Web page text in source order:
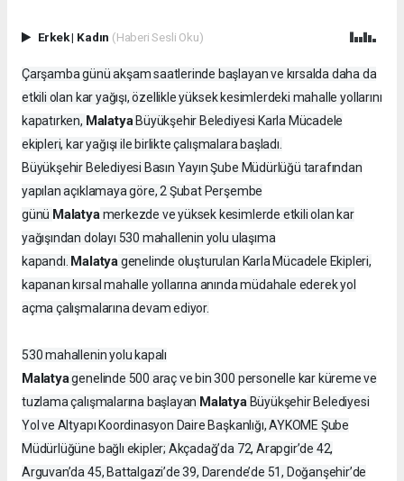
Erkek| Kadın (Haberi Sesli Oku)
Çarşamba günü akşam saatlerinde başlayan ve kırsalda daha da
etkili olan kar yağışı, özellikle yüksek kesimlerdeki mahalle yollarını
kapatırken, Malatya Büyükşehir Belediyesi Karla Mücadele
ekipleri, kar yağışı ile birlikte çalışmalara başladı.
Büyükşehir Belediyesi Basın Yayın Şube Müdürlüğü tarafından
yapılan açıklamaya göre, 2 Şubat Perşembe
günü Malatyamerkezde ve yüksek kesimlerde etkili olan kar
yağışından dolayı 530 mahallenin yolu ulaşıma
kapandı. Malatyagenelinde oluşturulan Karla Mücadele Ekipleri,
kapanan kırsal mahalle yollarına anında müdahale ederek yol
açma çalışmalarına devam ediyor.
530 mahallenin yolu kapalı
Malatyagenelinde 500 araç ve bin 300 personelle kar küreme ve
tuzlama çalışmalarına başlayan MalatyaBüyükşehir Belediyesi
Yol ve Altyapı Koordinasyon Daire Başkanlığı, AYKOME Şube
Müdürlüğüne bağlı ekipler; Akçadağ’da 72, Arapgir’de 42,
Arguvan’da 45, Battalgazi’de 39, Darende’de 51, Doğanşehir’de